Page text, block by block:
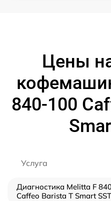
Цены
840-100
Услуга
Диагностика Melitta F
Caffeo Barista T Smart SST